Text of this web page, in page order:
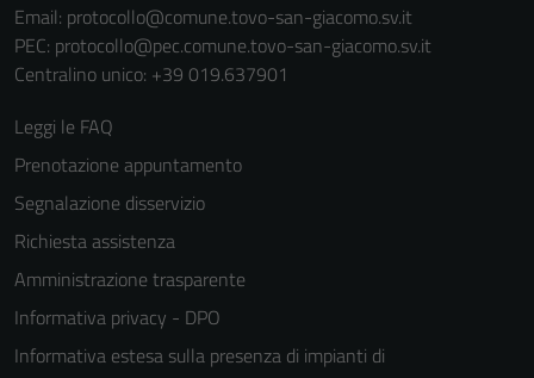
Email: protocollo@comune.tovo-san-giacomo.sv.it
PEC: protocollo@pec.comune.tovo-san-giacomo.sv.it
Centralino unico: +39 019.637901
Leggi le FAQ
Prenotazione appuntamento
Segnalazione disservizio
Richiesta assistenza
Amministrazione trasparente
Informativa privacy - DPO
Informativa estesa sulla presenza di impianti di
essere
disabilitati.